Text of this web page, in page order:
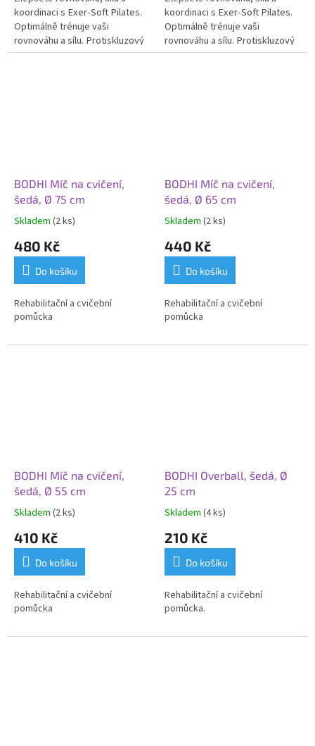
koordinaci s Exer-Soft Pilates.
Optimálně trénuje vaši
rovnováhu a sílu. Protiskluzový
a lehký.
koordinaci s Exer-Soft Pilates.
Optimálně trénuje vaši
rovnováhu a sílu. Protiskluzový
a lehký.
BODHI Míč na cvičení,
šedá, Ø 75 cm
Skladem (2 ks)
480 Kč
Do košíku
Rehabilitační a cvičební
pomůcka
BODHI Míč na cvičení,
šedá, Ø 65 cm
Skladem (2 ks)
440 Kč
Do košíku
Rehabilitační a cvičební
pomůcka
BODHI Míč na cvičení,
šedá, Ø 55 cm
Skladem (2 ks)
410 Kč
Do košíku
Rehabilitační a cvičební
pomůcka
BODHI Overball, šedá, Ø
25 cm
Skladem (4 ks)
210 Kč
Do košíku
Rehabilitační a cvičební
pomůcka.